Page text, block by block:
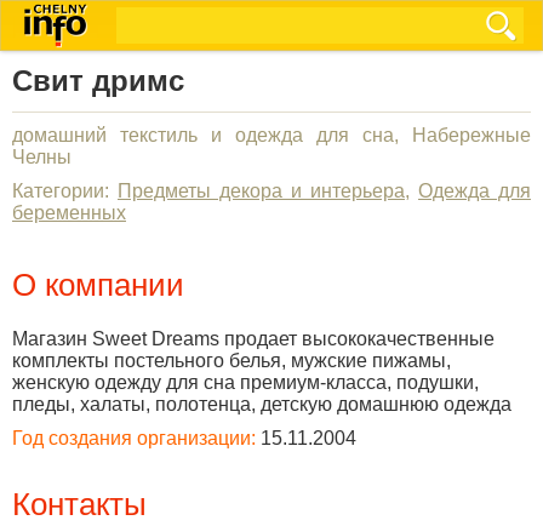
Свит дримс
домашний текстиль и одежда для сна, Набережные
Челны
Категории: Предметы декора и интерьера, Одежда для
беременных
О компании
Магазин Sweet Dreams продает высококачественные
комплекты постельного белья, мужские пижамы,
женскую одежду для сна премиум-класса, подушки,
пледы, халаты, полотенца, детскую домашнюю одежда
Год создания организации: 15.11.2004
Контакты